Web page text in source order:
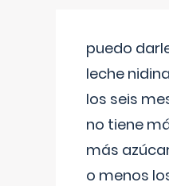
puedo
leche
los seis
no tiene
más
o menos